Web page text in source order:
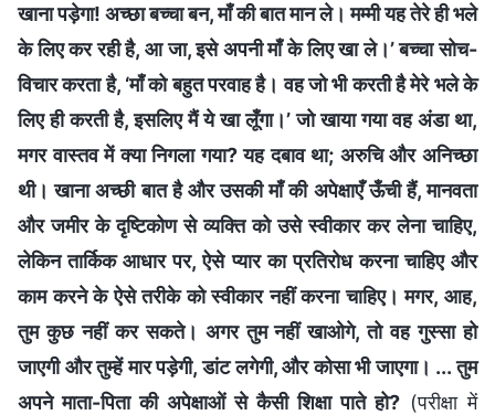
खाना पड़ेगा! अच्छा बच्चा बन, माँ की बात मान ले। मम्मी यह तेरे ही भले
के लिए कर रही है, आ जा, इसे अपनी माँ के लिए खा ले।’ बच्चा सोच-
विचार करता है, ‘माँ को बहुत परवाह है। वह जो भी करती है मेरे भले के
लिए ही करती है, इसलिए मैं ये खा लूँगा।’ जो खाया गया वह अंडा था,
मगर वास्तव में क्या निगला गया? यह दबाव था; अरुचि और अनिच्छा
थी। खाना अच्छी बात है और उसकी माँ की अपेक्षाएँ ऊँची हैं, मानवता
और जमीर के दृष्टिकोण से व्यक्ति को उसे स्वीकार कर लेना चाहिए,
लेकिन तार्किक आधार पर, ऐसे प्यार का प्रतिरोध करना चाहिए और
काम करने के ऐसे तरीके को स्वीकार नहीं करना चाहिए। मगर, आह,
तुम कुछ नहीं कर सकते। अगर तुम नहीं खाओगे, तो वह गुस्सा हो
जाएगी और तुम्हें मार पड़ेगी, डांट लगेगी, और कोसा भी जाएगा। ... तुम
अपने माता-पिता की अपेक्षाओं से कैसी शिक्षा पाते हो? (परीक्षा में